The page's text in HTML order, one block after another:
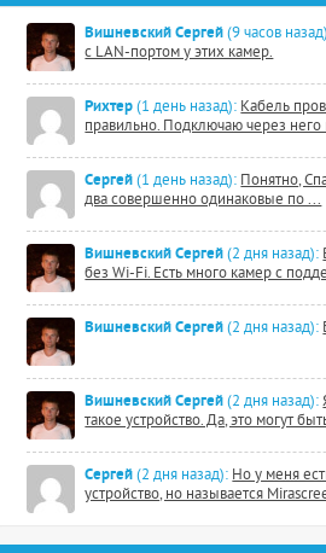
Вишневский Сергей (9 часов
с LAN-портом у этих камер.
Рихтер (1 день назад): Кабель
правильно. Подключаю через него
Сергей (1 день назад): Понятно,
два совершенно одинаковые по ...
Вишневский Сергей (2 дня назад):
без Wi-Fi. Есть много камер с
Вишневский Сергей (2 дня назад):
Вишневский Сергей (2 дня назад):
такое устройство. Да, это могут
Сергей (2 дня назад): Но у меня
устройство, но называется